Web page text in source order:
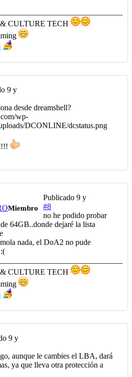
CULTURE TECH
9 y
desde dreamshell?
Miembro
Publicado 9 y
#8
no he podido probar
64GB..donde dejaré la lista
nada, el DoA2 no pude
CULTURE TECH
9 y
aunque le cambies el LBA, dará
ya que lleva otra protección a